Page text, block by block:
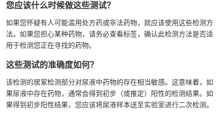
您应该什么时候做这些测试？
如果您怀疑有人可能滥用处方药或非法药物，就应该使用这些检测方
法。如果您担心某种药物，请务必查看标签，确认此检测方法是否适
用于检测您正在寻找的药物。
这些测试的准确度如何？
该检测的居家检测部分对尿液中药物的存在相当敏感。这意味着，如
果尿液中存在药物，通常会得到初步（或推定）阳性的检测结果。如
果得到初步阳性结果，您应该将尿液样本送至实验室进行二次检测。